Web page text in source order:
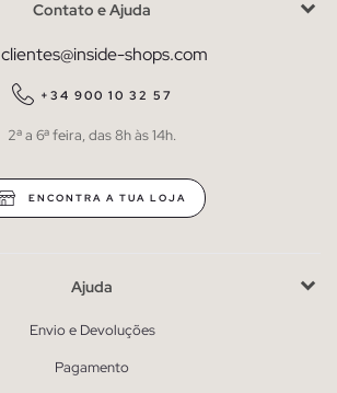
Contato e Ajuda
clientes@inside-shops.com
+34 900 10 32 57
2ª a 6ª feira, das 8h às 14h.
ENCONTRA A TUA LOJA
Ajuda
Envio e Devoluções
Pagamento